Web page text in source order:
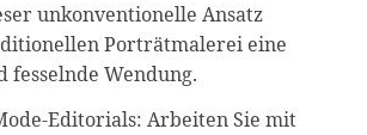
unkonventionelle Ansatz
Porträtmalerei eine
fesselnde Wendung.
Editorials: Arbeiten Sie mit